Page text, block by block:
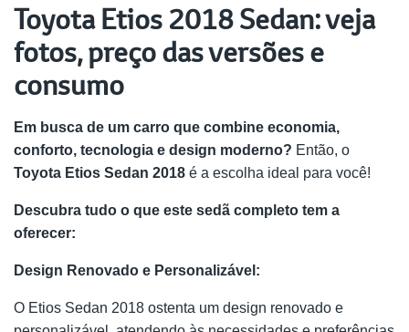
Toyota Etios 2018 Sedan: veja
fotos, preço das versões e
consumo
Em busca de um carro que combine economia,
conforto, tecnologia e design moderno? Então, o
Toyota Etios Sedan 2018 é a escolha ideal para você!
Descubra tudo o que este sedã completo tem a
oferecer:
Design Renovado e Personalizável:
O Etios Sedan 2018 ostenta um design renovado e